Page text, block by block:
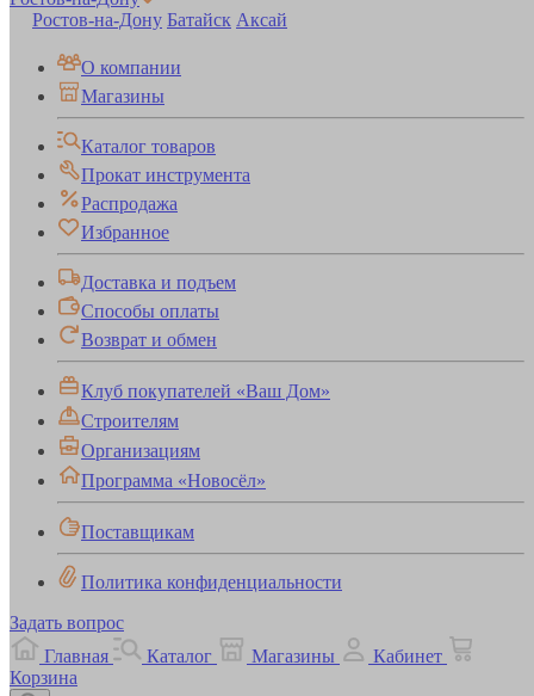
Ростов-на-Дону Батайск Аксай
О компании
Магазины
Каталог товаров
Прокат инструмента
Распродажа
Избранное
Доставка и подъем
Способы оплаты
Возврат и обмен
Клуб покупателей «Ваш Дом»
Строителям
Организациям
Программа «Новосёл»
Поставщикам
Политика конфиденциальности
Задать вопрос
Главная
Каталог Магазины
Кабинет
Корзина